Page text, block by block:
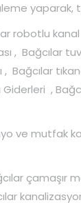
yaparak,
robotlu
, Bağcılar
, Bağcılar
Giderleri ,
ve mutfak
çamaşır